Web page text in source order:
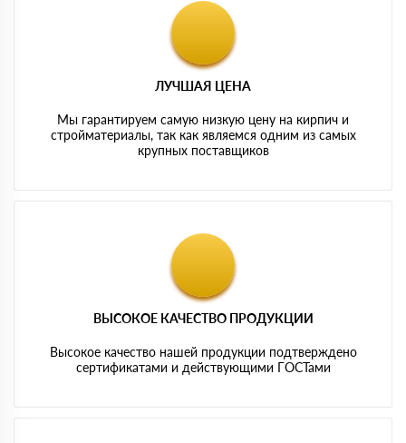
ЛУЧШАЯ ЦЕНА
Мы гарантируем самую низкую цену на кирпич и
стройматериалы, так как являемся одним из самых
крупных поставщиков
ВЫСОКОЕ КАЧЕСТВО ПРОДУКЦИИ
Высокое качество нашей продукции подтверждено
сертификатами и действующими ГОСТами